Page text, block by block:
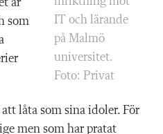
IT och lärande
på Malmö
universitet.
Foto: Privat
som
låta som sina idoler. För
men som har pratat